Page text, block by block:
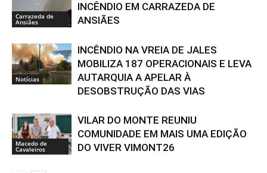
Carrazeda de
Ansiães
INCÊNDIO EM CARRAZEDA DE
ANSIÃES
Notícias
INCÊNDIO NA VREIA DE JALES
MOBILIZA 187 OPERACIONAIS E LEVA
AUTARQUIA A APELAR À
DESOBSTRUÇÃO DAS VIAS
Macedo de
Cavaleiros
VILAR DO MONTE REUNIU
COMUNIDADE EM MAIS UMA EDIÇÃO
DO VIVER VIMONT26